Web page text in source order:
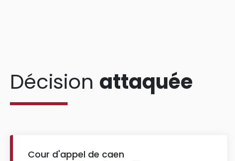
Décision attaquée
Cour d'appel de caen